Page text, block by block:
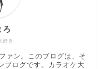
好き
ろ
ァン。このブログは、そ
ブログです。カラオケ大